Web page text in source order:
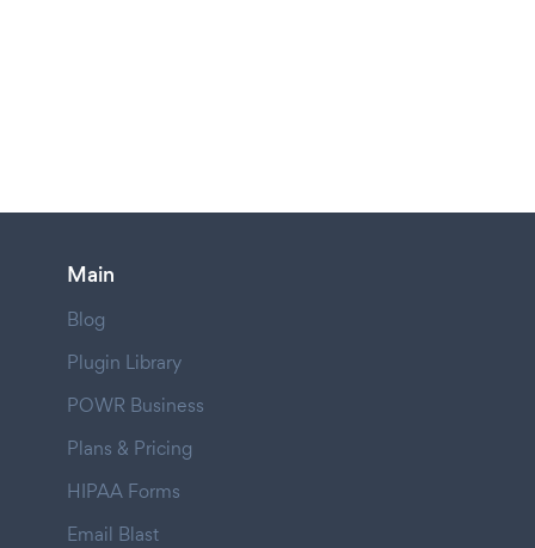
Main
Blog
Plugin Library
POWR Business
Plans & Pricing
HIPAA Forms
Email Blast